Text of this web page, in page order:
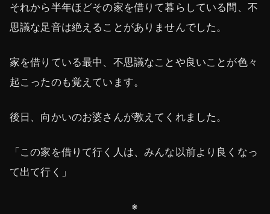
それから半年ほどその家を借りて暮らしている間、不
思議な足音は絶えることがありませんでした。
家を借りている最中、不思議なことや良いことが色々
起こったのも覚えています。
後日、向かいのお婆さんが教えてくれました。
「この家を借りて行く人は、みんな以前より良くなっ
て出て行く」
※